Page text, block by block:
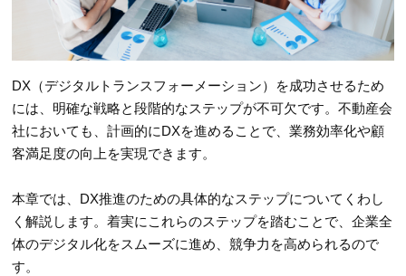
DX（デジタルトランスフォーメーション）を成功させるため
には、明確な戦略と段階的なステップが不可欠です。不動産会
社においても、計画的にDXを進めることで、業務効率化や顧
客満足度の向上を実現できます。
本章では、DX推進のための具体的なステップについてくわし
く解説します。着実にこれらのステップを踏むことで、企業全
体のデジタル化をスムーズに進め、競争力を高められるので
す。